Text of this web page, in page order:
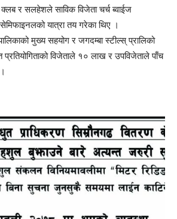
र सलहेशले साविक विजेता चर्च ब्वाईज
यात्रा तय गरेका थिए ।
मुख्य सहयोग र जगदम्बा स्टील्स् प्रालिको
विजेताले १० लाख र उपविजेताले पाँच